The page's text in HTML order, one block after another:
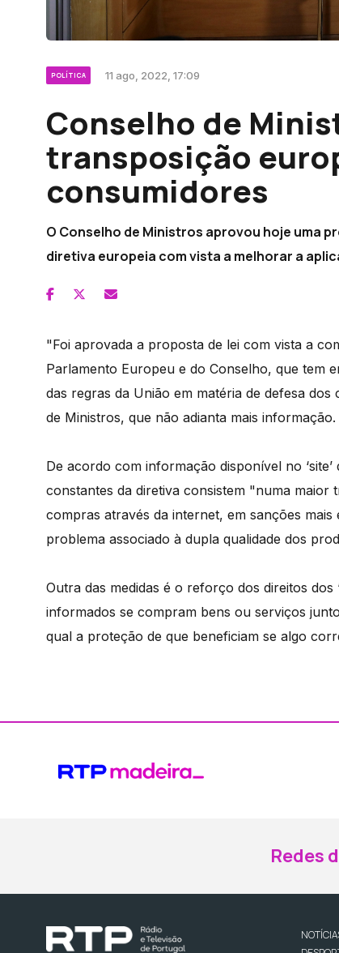
POLÍTICA 11 ago, 2022, 17:09
Conselho de
transposição
consumidores
O Conselho de Ministros aprovou hoje uma
diretiva europeia com vista a melhorar a
"Foi aprovada a proposta de lei com vista a
Parlamento Europeu e do Conselho, que tem
das regras da União em matéria de defesa
de Ministros, que não adianta mais informação.
De acordo com informação disponível no
constantes da diretiva consistem "numa
compras através da internet, em sanções
problema associado à dupla qualidade dos
Outra das medidas é o reforço dos direitos
informados se compram bens ou serviços
qual a proteção de que beneficiam se algo
Redes